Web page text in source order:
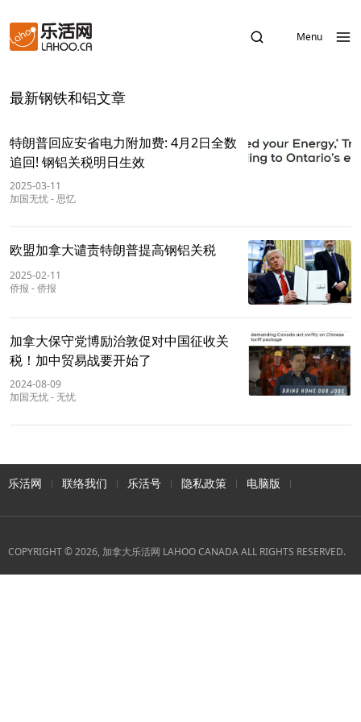
Menu
最新钢铁和铝文章
特朗普回应安省电力附加费: 4月2日全数
追回! 钢铝关税明日生效
2025-03-11
加国无忧-思忆
欧盟加拿大谴责特朗普提高钢铝关税
2025-02-11
侨报 -侨报
加拿大保守党博励治敦促对中国征收关
税！加中贸易战要开始了
2024-08-09
加国无忧-无忧
乐活网 联络我们 乐活号 隐私政策 电脑版
COPYRIGHT © 2026, 加拿大乐活网 LAHOO CANADA ALL RIGHTS RESERVED.